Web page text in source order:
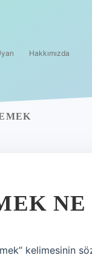
Hakkımızda
kelimesinin